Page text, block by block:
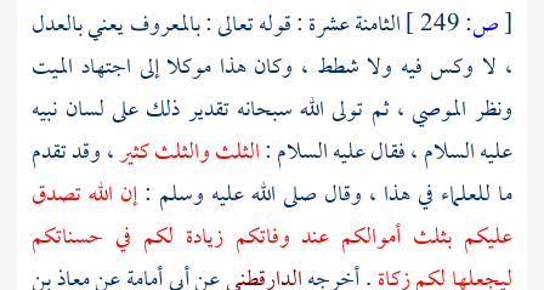
[ص:
الثامنة عشرة : قوله تعالى : بالمعروف يعني بالعدل
، لا وكس فيه ولا شطط ، وكان هذا موكلا إلى اجتهاد الميت
ونظر الموصي ، ثم تولى الله سبحانه تقدير ذلك على لسان نبيه
عليه السلام ، فقال عليه السلام :الثلث والثلث كثير، وقد تقدم
ما للعلماء في هذا ، وقال صلى الله عليه وسلم :إن الله تصدق
عليكم بثلث أموالكم عند وفاتكم زيادة لكم في حسناتكم
ليجعلها لكم زكاة. أخرجهالدارقطنيعنأبي أمامةعنمعاذ بن